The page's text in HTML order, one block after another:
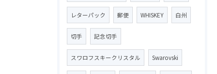
レターパック 郵便 WHISKEY 白州
切手 記念切手
スワロフスキークリスタル Swarovski